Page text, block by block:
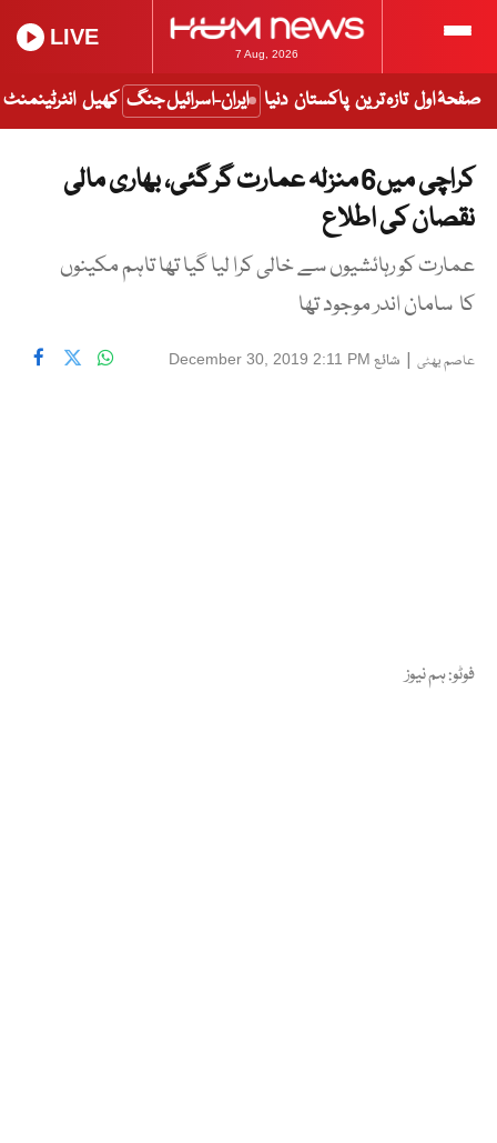
7 Aug, 2026
LIVE
صفحۂ اول تازہ ترین پاکستان دنیا ایران-اسرائیل جنگ کھیل انٹرٹینمنٹ
کراچی میں6 منزلہ عمارت گر گئی، بھاری مالی
نقصان کی اطلاع
عمارت کو رہائشیوں سے خالی کرا لیا گیا تھا تاہم مکینوں
کا سامان اندر موجود تھا
عاصم بھٹی | شائع December 30, 2019 2:11 PM
فوٹو: ہم نیوز